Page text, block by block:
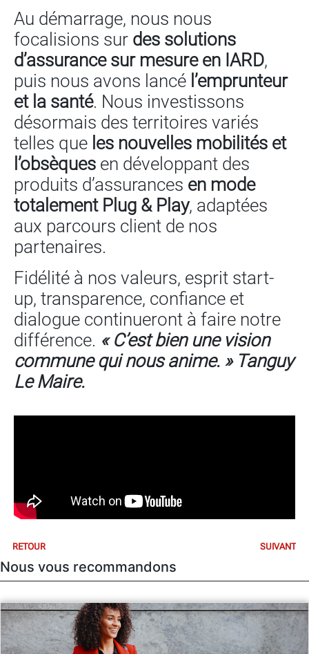
Au démarrage, nous nous
focalisions sur des solutions
d’assurance sur mesure en IARD,
puis nous avons lancé l’emprunteur
et la santé. Nous investissons
désormais des territoires variés
telles que les nouvelles mobilités et
l’obsèques en développant des
produits d’assurances en mode
totalement Plug & Play, adaptées
aux parcours client de nos
partenaires.
Fidélité à nos valeurs, esprit start-
up, transparence, confiance et
dialogue continueront à faire notre
différence. « C’est bien une vision
commune qui nous anime. » Tanguy
Le Maire.
RETOUR SUIVANT
Nous vous recommandons